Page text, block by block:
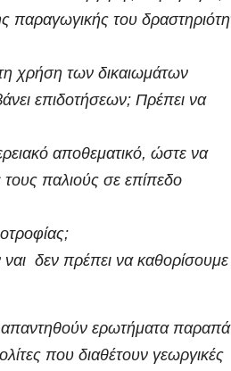
παραγωγικής του
χρήση των δικαιωμάτων
επιδοτήσεων; Πρέπει να
αποθεματικό, ώστε να
παλιούς σε επίπεδο
δεν πρέπει να καθορίσουμε
απαντηθούν ερωτήματα
που διαθέτουν γεωργικές